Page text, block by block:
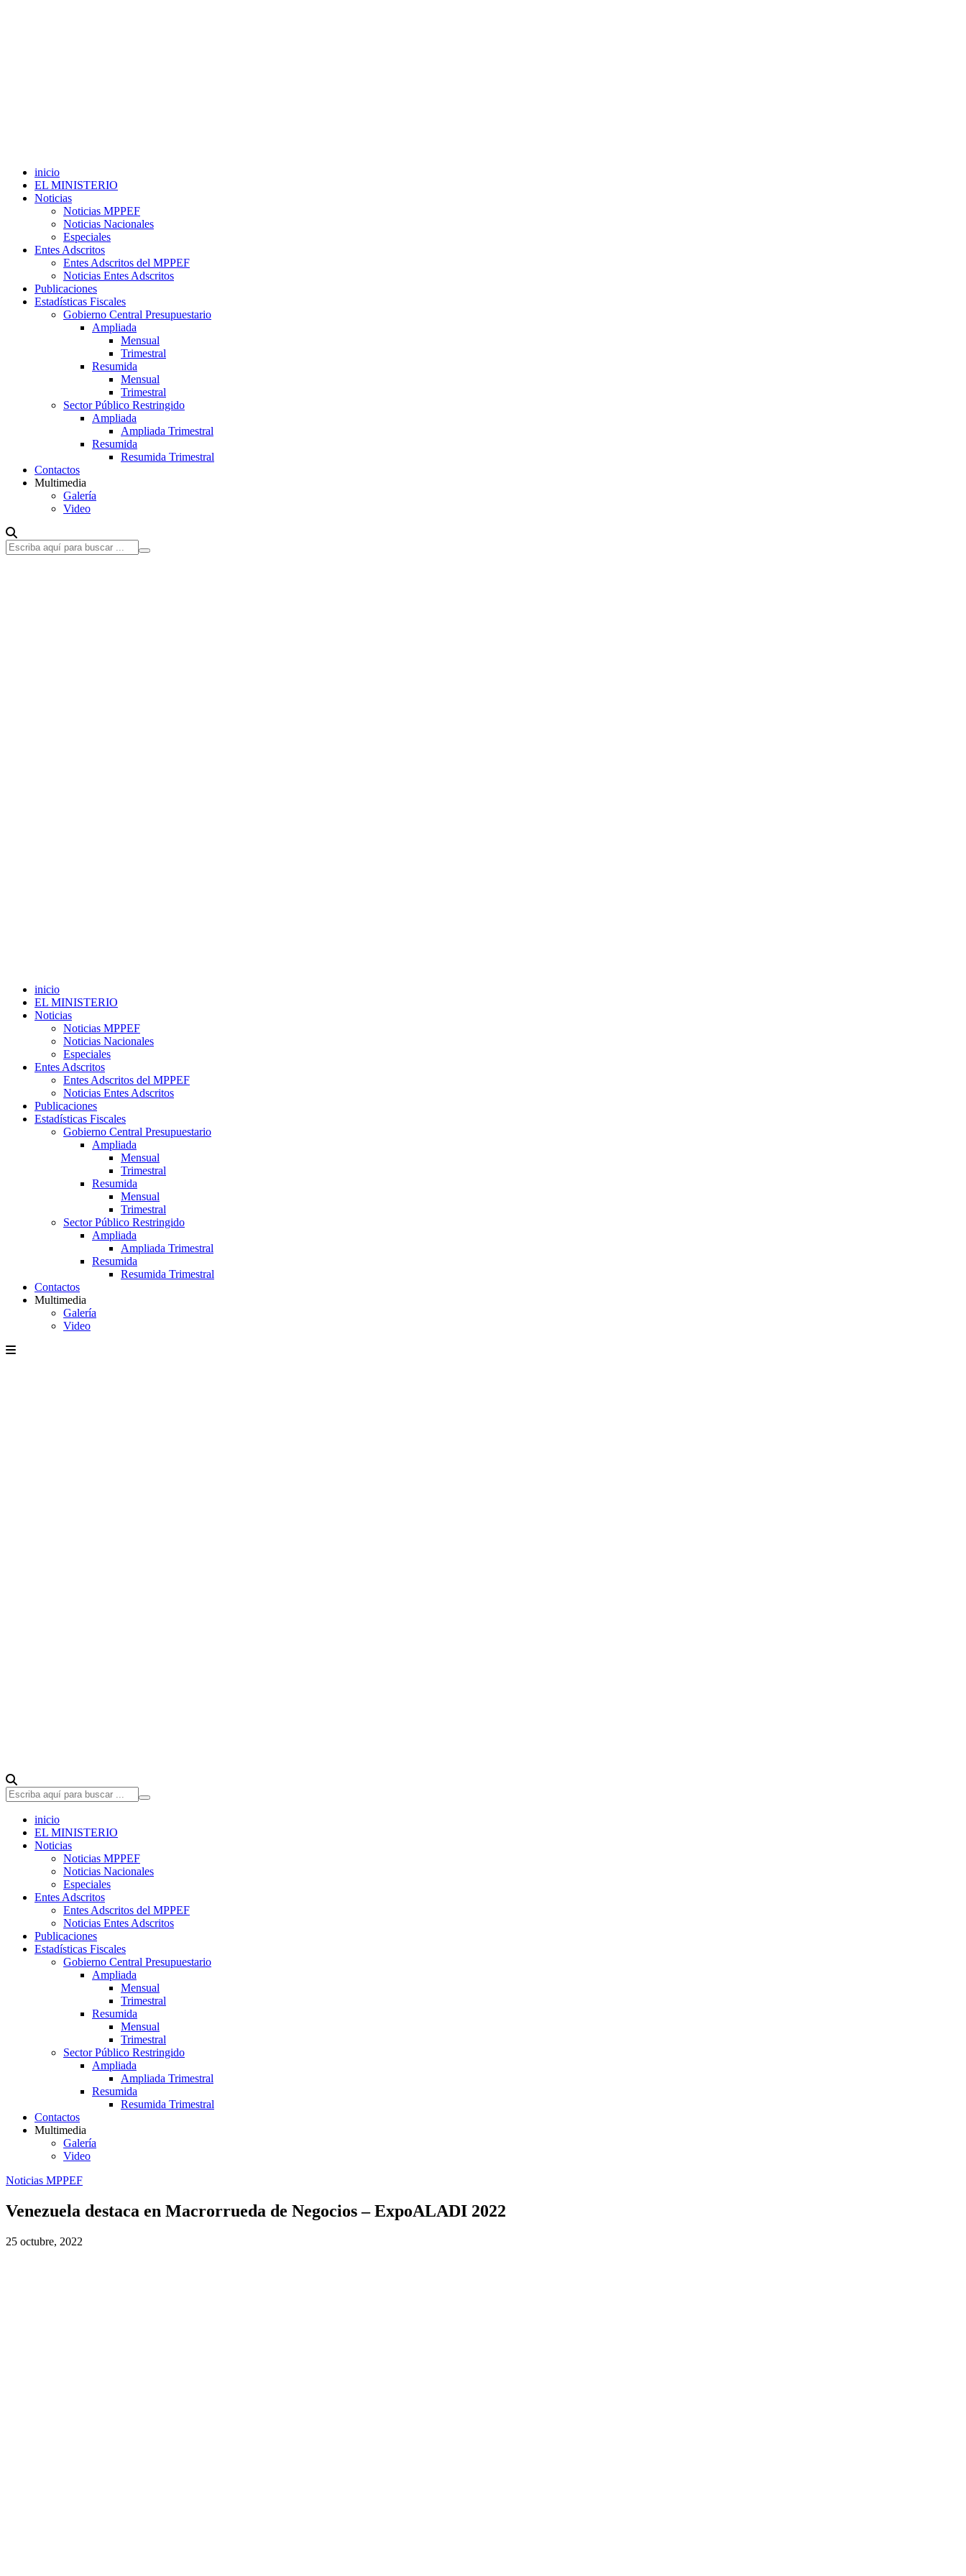
inicio
EL MINISTERIO
Noticias
Noticias MPPEF
Noticias Nacionales
Especiales
Entes Adscritos
Entes Adscritos del MPPEF
Noticias Entes Adscritos
Publicaciones
Estadísticas Fiscales
Gobierno Central Presupuestario
Ampliada
Mensual
Trimestral
Resumida
Mensual
Trimestral
Sector Público Restringido
Ampliada
Ampliada Trimestral
Resumida
Resumida Trimestral
Contactos
Multimedia
Galería
Video
inicio
EL MINISTERIO
Noticias
Noticias MPPEF
Noticias Nacionales
Especiales
Entes Adscritos
Entes Adscritos del MPPEF
Noticias Entes Adscritos
Publicaciones
Estadísticas Fiscales
Gobierno Central Presupuestario
Ampliada
Mensual
Trimestral
Resumida
Mensual
Trimestral
Sector Público Restringido
Ampliada
Ampliada Trimestral
Resumida
Resumida Trimestral
Contactos
Multimedia
Galería
Video
inicio
EL MINISTERIO
Noticias
Noticias MPPEF
Noticias Nacionales
Especiales
Entes Adscritos
Entes Adscritos del MPPEF
Noticias Entes Adscritos
Publicaciones
Estadísticas Fiscales
Gobierno Central Presupuestario
Ampliada
Mensual
Trimestral
Resumida
Mensual
Trimestral
Sector Público Restringido
Ampliada
Ampliada Trimestral
Resumida
Resumida Trimestral
Contactos
Multimedia
Galería
Video
Noticias MPPEF
Venezuela destaca en Macrorrueda de Negocios – ExpoALADI 2022
25 octubre, 2022